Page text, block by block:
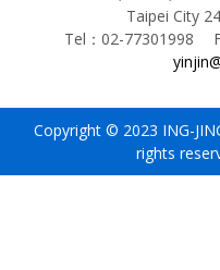
Taipei City
Tel： 02-77301998
Copyright © 2023 ING-
rights